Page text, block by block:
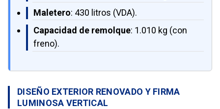
Maletero: 430 litros (VDA).
Capacidad de remolque: 1.010 kg (con
freno).
DISEÑO EXTERIOR RENOVADO Y FIRMA
LUMINOSA VERTICAL